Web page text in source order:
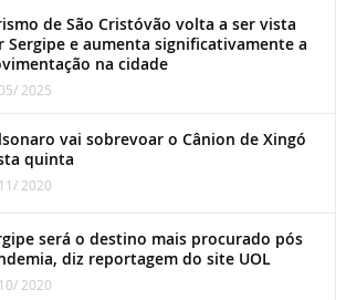
de São Cristóvão volta a ser vista
Sergipe e aumenta significativamente a
na cidade
2025
vai sobrevoar o Cânion de Xingó
quinta
2020
será o destino mais procurado pós
diz reportagem do site UOL
2020